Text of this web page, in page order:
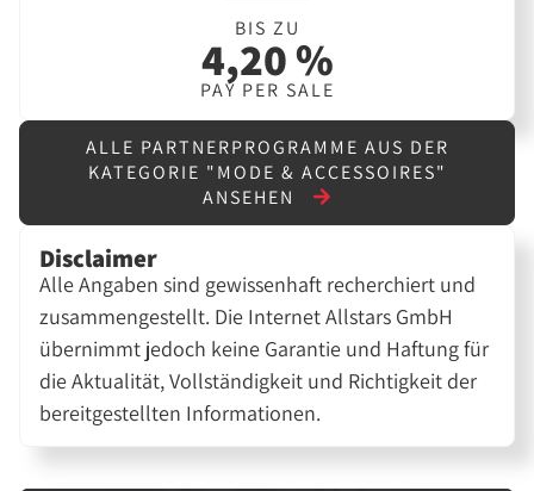
BIS ZU
4,20 %
PAY PER SALE
ALLE PARTNERPROGRAMME AUS DER
KATEGORIE "MODE & ACCESSOIRES"
ANSEHEN
Disclaimer
Alle Angaben sind gewissenhaft recherchiert und
zusammengestellt. Die Internet Allstars GmbH
übernimmt jedoch keine Garantie und Haftung für
die Aktualität, Vollständigkeit und Richtigkeit der
bereitgestellten Informationen.